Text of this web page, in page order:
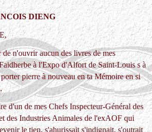
DIENG
de n'ouvrir aucun des livres de mes
à l'Expo d'Alfort de Saint-Louis s à
pierre à nouveau en ta Mémoire en si
d'un de mes Chefs Inspecteur-Général des
des Industries Animales de l'exAOF qui
le tien, s'ahurissait s'indignait, s'outrait